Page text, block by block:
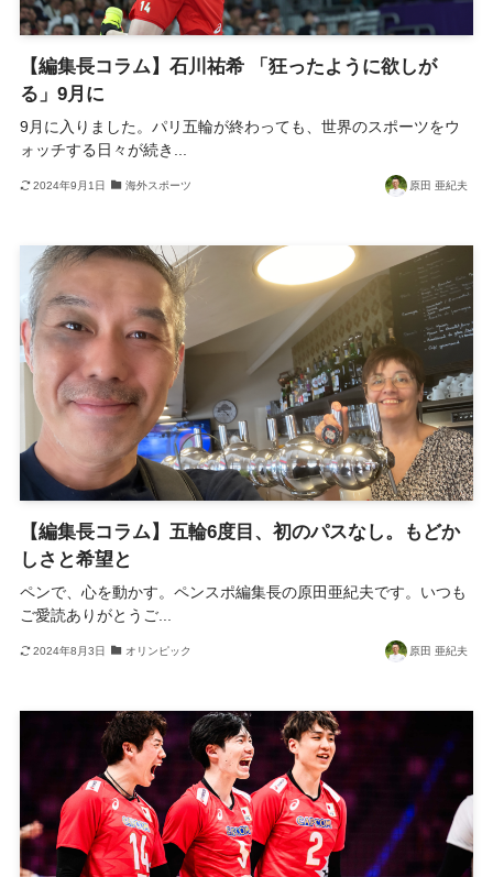
【編集長コラム】石川祐希 「狂ったように欲しが
る」9月に
9月に入りました。パリ五輪が終わっても、世界のスポーツをウ
ォッチする日々が続き...
2024年9月1日 海外スポーツ 原田 亜紀夫
【編集長コラム】五輪6度目、初のパスなし。もどか
しさと希望と
ペンで、心を動かす。ペンスポ編集長の原田亜紀夫です。いつも
ご愛読ありがとうご...
2024年8月3日 オリンピック 原田 亜紀夫